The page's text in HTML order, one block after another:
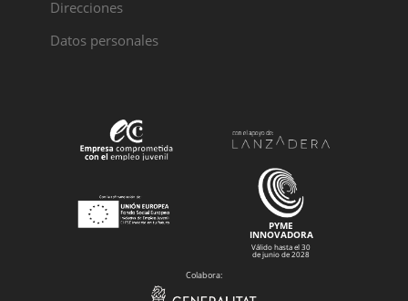
Direcciones
Datos personales
PYME
INNOVADORA
Válido hasta el 30
de junio de 2028
Colabora: